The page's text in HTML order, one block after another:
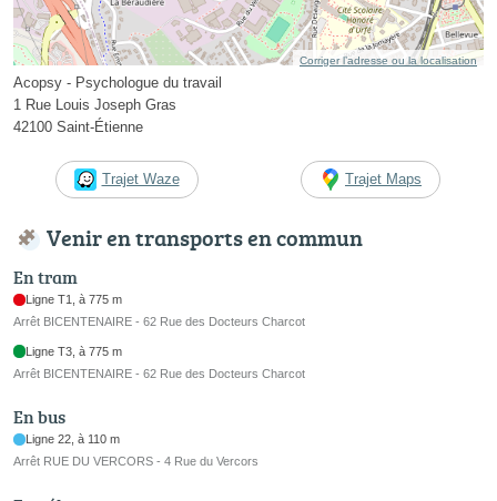
Corriger l’adresse ou la localisation
Acopsy - Psychologue du travail
1 Rue Louis Joseph Gras
42100 Saint-Étienne
Trajet Waze Trajet Maps
Venir en transports en commun
En tram
Ligne T1, à 775 m
Arrêt BICENTENAIRE - 62 Rue des Docteurs Charcot
Ligne T3, à 775 m
Arrêt BICENTENAIRE - 62 Rue des Docteurs Charcot
En bus
Ligne 22, à 110 m
Arrêt RUE DU VERCORS - 4 Rue du Vercors